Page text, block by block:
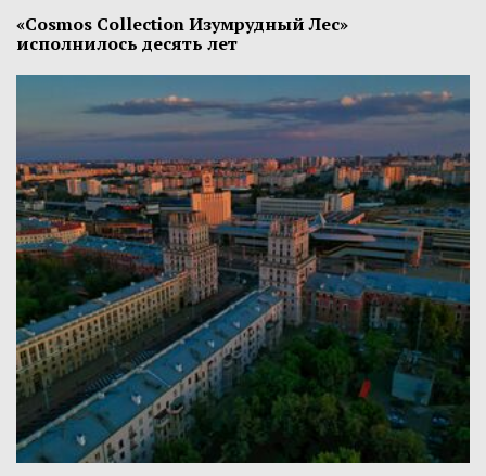
«Cosmos Collection Изумрудный Лес»
исполнилось десять лет